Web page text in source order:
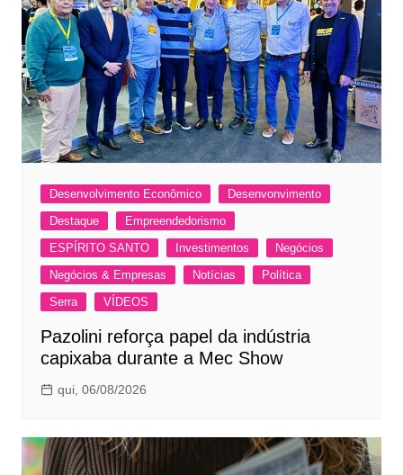
Desenvolvimento Econômico
Desenvonvimento
Destaque
Empreendedorismo
ESPÍRITO SANTO
Investimentos
Negócios
Negócios & Empresas
Notícias
Política
Serra
VÍDEOS
Pazolini reforça papel da indústria
capixaba durante a Mec Show
qui, 06/08/2026